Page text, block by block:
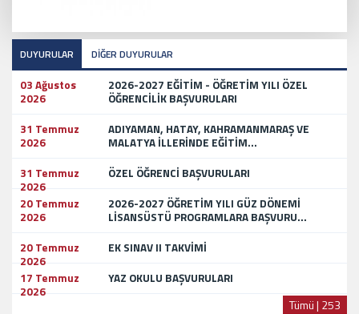
DUYURULAR DİĞER DUYURULAR
03 Ağustos
2026
2026-2027 EĞİTİM - ÖĞRETİM YILI ÖZEL
ÖĞRENCİLİK BAŞVURULARI
31 Temmuz
2026
ADIYAMAN, HATAY, KAHRAMANMARAŞ VE
MALATYA İLLERİNDE EĞİTİM...
31 Temmuz
2026
ÖZEL ÖĞRENCİ BAŞVURULARI
20 Temmuz
2026
2026-2027 ÖĞRETİM YILI GÜZ DÖNEMİ
LİSANSÜSTÜ PROGRAMLARA BAŞVURU...
20 Temmuz
2026
EK SINAV II TAKVİMİ
17 Temmuz
2026
YAZ OKULU BAŞVURULARI
Tümü | 253